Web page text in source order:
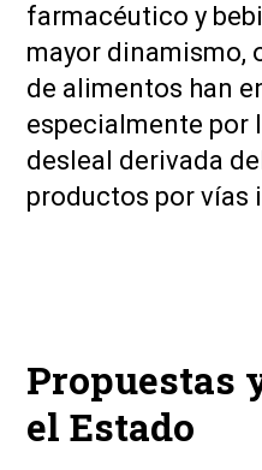
farmacéutico y
mayor dinamismo,
de alimentos han
especialmente por
desleal derivada
productos por vías
Propuestas
el Estado